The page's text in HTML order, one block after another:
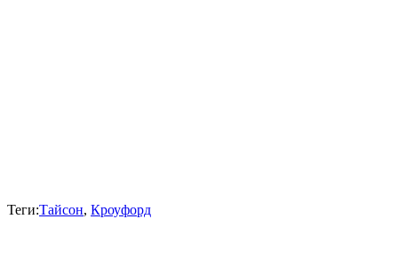
Теги:Тайсон, Кроуфорд